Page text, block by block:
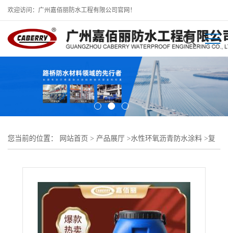
欢迎访问：广州嘉佰丽防水工程有限公司官网！
您当前的位置： 网站首页 > 产品展厅 >水性环氧沥青防水涂料 >复